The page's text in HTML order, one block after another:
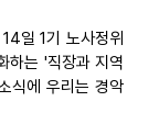
일 1기 노사정위
하는 '직장과 지역
식에 우리는 경악